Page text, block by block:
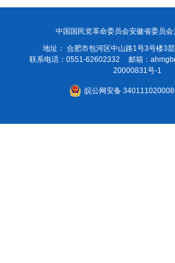
中国国民党革命委员会安徽省委员
地址： 合肥市包河区中山路1号3号楼3层
联系电话：0551-62602332
邮箱：
20000831号-1
皖公网安备